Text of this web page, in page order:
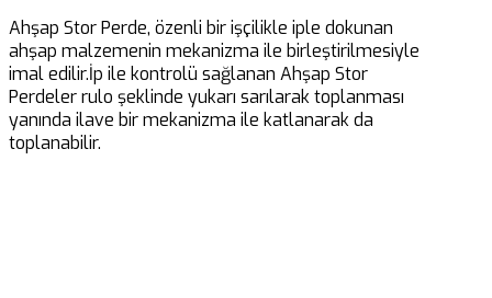
Ahşap Stor Perde, özenli bir işçilikle iple dokunan
ahşap malzemenin mekanizma ile birleştirilmesiyle
imal edilir.İp ile kontrolü sağlanan Ahşap Stor
Perdeler rulo şeklinde yukarı sarılarak toplanması
yanında ilave bir mekanizma ile katlanarak da
toplanabilir.